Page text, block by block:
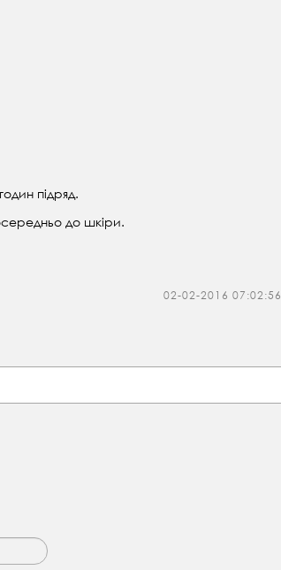
підряд.
до шкіри.
02-02-2016 07:02:56